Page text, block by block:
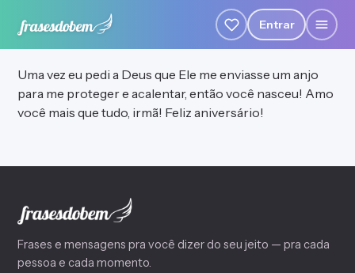
Entrar
Uma vez eu pedi a Deus que Ele me enviasse um anjo
para me proteger e acalentar, então você nasceu! Amo
você mais que tudo, irmã! Feliz aniversário!
Frases e mensagens pra você dizer do seu jeito — pra cada
pessoa e cada momento.